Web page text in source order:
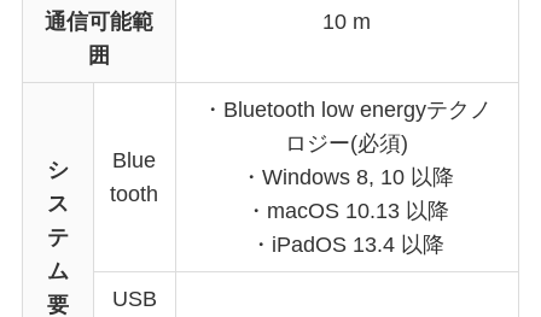
通信可能範
囲
10 m
シ
ス
テ
ム
要
Blue
tooth
・Bluetooth low energyテクノ
ロジー(必須)
・Windows 8, 10 以降
・macOS 10.13 以降
・iPadOS 13.4 以降
USB